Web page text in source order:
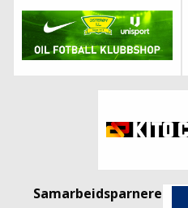
Samarbeidsparnere